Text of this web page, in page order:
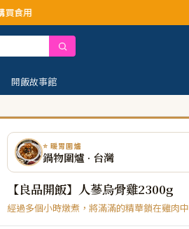
開飯故事館
⭐ 暖胃圍爐
鍋物圍爐 · 台灣
【良品開飯】人蔘烏骨雞2300g
經過多個小時燉煮，將滿滿的精華鎖在雞肉中